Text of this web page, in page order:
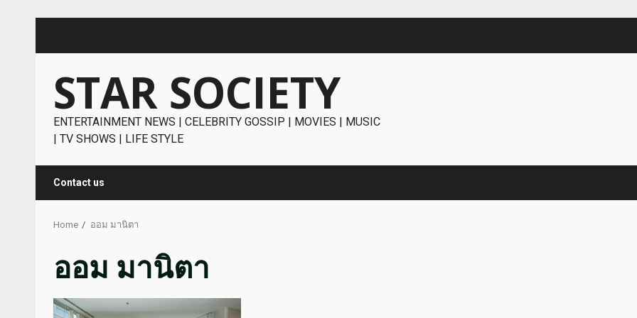
STAR SOCIETY
ENTERTAINMENT NEWS | CELEBRITY GOSSIP | MOVIES | MUSIC
| TV SHOWS | LIFE STYLE
Contact us
Home ออม มานิตา
ออม มานิตา